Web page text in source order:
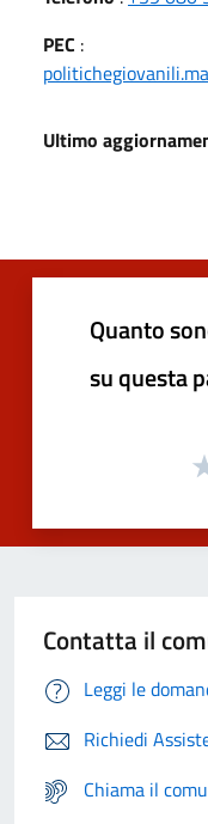
PEC :
Ultimo
Quanto
su questa
Contatta il
Leggi le
Richiedi
Chiama il